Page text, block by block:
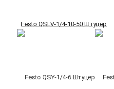
Festo QSLV-1/4-10-50 Штуцер